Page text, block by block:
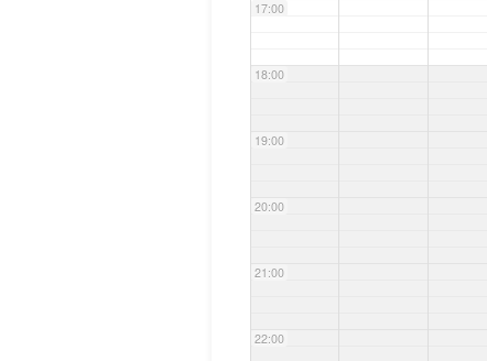
17:00
18:00
19:00
20:00
21:00
22:00